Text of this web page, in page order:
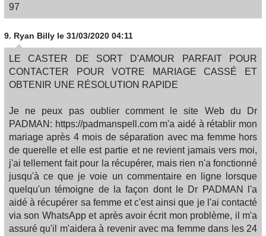
97
9. Ryan Billy le 31/03/2020 04:11
LE CASTER DE SORT D'AMOUR PARFAIT POUR
CONTACTER POUR VOTRE MARIAGE CASSÉ ET
OBTENIR UNE RÉSOLUTION RAPIDE
Je ne peux pas oublier comment le site Web du Dr
PADMAN: https://padmanspell.com m'a aidé à rétablir mon
mariage après 4 mois de séparation avec ma femme hors
de querelle et elle est partie et ne revient jamais vers moi,
j'ai tellement fait pour la récupérer, mais rien n'a fonctionné
jusqu'à ce que je voie un commentaire en ligne lorsque
quelqu'un témoigne de la façon dont le Dr PADMAN l'a
aidé à récupérer sa femme et c'est ainsi que je l'ai contacté
via son WhatsApp et après avoir écrit mon problème, il m'a
assuré qu'il m'aidera à revenir avec ma femme dans les 24